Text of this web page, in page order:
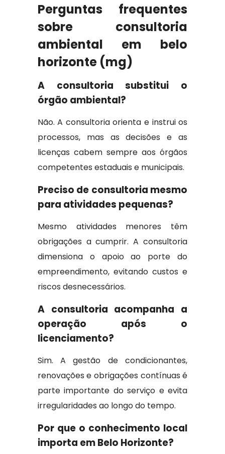
Perguntas frequentes
sobre consultoria
ambiental em belo
horizonte (mg)
A consultoria substitui o
órgão ambiental?
Não. A consultoria orienta e instrui os
processos, mas as decisões e as
licenças cabem sempre aos órgãos
competentes estaduais e municipais.
Preciso de consultoria mesmo
para atividades pequenas?
Mesmo atividades menores têm
obrigações a cumprir. A consultoria
dimensiona o apoio ao porte do
empreendimento, evitando custos e
riscos desnecessários.
A consultoria acompanha a
operação após o
licenciamento?
Sim. A gestão de condicionantes,
renovações e obrigações contínuas é
parte importante do serviço e evita
irregularidades ao longo do tempo.
Por que o conhecimento local
importa em Belo Horizonte?